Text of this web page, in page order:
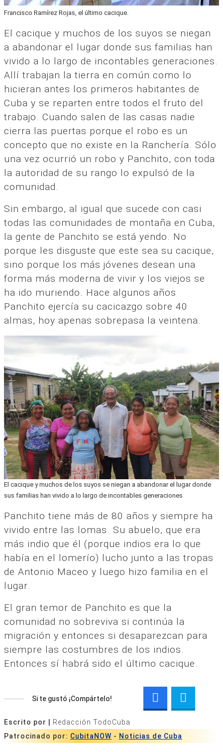
Francisco Ramírez Rojas, el último cacique.
El cacique y muchos de los suyos se niegan
a abandonar el lugar donde sus familias han
vivido a lo largo de incontables generaciones.
Allí trabajan la tierra en común como lo
hicieran antes los primeros habitantes de
Cuba y se reparten entre todos el fruto del
trabajo. Cuando salen de las casas nadie
cierra las puertas porque el robo es un
concepto que no existe en la Ranchería. Sólo
una vez ocurrió un robo y Panchito, con toda
la autoridad de su rango lo expulsó de la
comunidad.
Sin embargo, al igual que sucede con casi
todas las comunidades de montaña en Cuba,
la gente de Panchito se está yendo. No
porque les disguste que este sea su cacique,
sino porque los más jóvenes desean una
forma más moderna de vivir y los viejos se
ha ido muriendo. Hace algunos años
Panchito ejercía su cacicazgo sobre 40
almas, hoy apenas sobrepasa la veintena.
El cacique y muchos de los suyos se niegan a abandonar el lugar donde
sus familias han vivido a lo largo de incontables generaciones
Panchito tiene más de 80 años y siempre ha
vivido entre las lomas. Su abuelo, que era
más indio que él (porque indios era lo que
había en el lomerío) lucho junto a las tropas
de Antonio Maceo y luego hizo familia en el
lugar.
El gran temor de Panchito es que la
comunidad no sobreviva si continúa la
migración y entonces si desaparezcan para
siempre las costumbres de los indios.
Entonces sí habrá sido el último cacique.
Si te gustó ¡Compártelo!
Escrito por |
Redacción TodoCuba
Patrocinado por: CubitaNOW - Noticias de Cuba